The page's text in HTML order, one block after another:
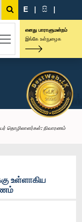
E | සි |
எனது பாராளுமன்றம்
இங்கே உள்நுழைக
தொழிலாளர்கள்: நிவாரணம்
உள்ளாகிய